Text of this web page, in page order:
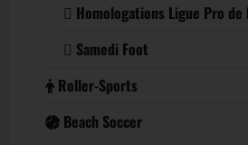
Homologations Ligue Pro de
Samedi Foot
Roller-Sports
Beach Soccer